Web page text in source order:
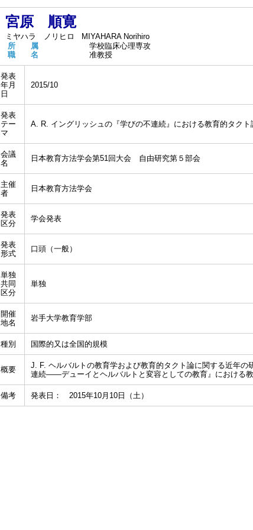
宮原 順寛
ミヤハラ ノリヒロ
MIYAHARA Norihiro
所 属
学校臨床心理専攻
職 名
准教授
発表
年月
日
2015/10
発表
テー
マ
A. R. イングリッシュの『学びの不連続』における教育的タクト
会議
名
日本教育方法学会第51回大会 自由研究第５部会
主催
者
日本教育方法学会
発表
区分
学会発表
発表
形式
口頭（一般）
単独
共同
区分
単独
開催
地名
岩手大学教育学部
種別 国際的又は全国的規模
概要
J. F. ヘルバルトの教育学および教育的タクト論に関する近年
連続――デューイとヘルバルトと変容としての教育』における
備考 発表日： 2015年10月10日（土）